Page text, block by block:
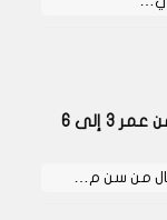
طريقة تحفيظ القرآن للأطفال من عمر 3 إلى 6
من سن م…